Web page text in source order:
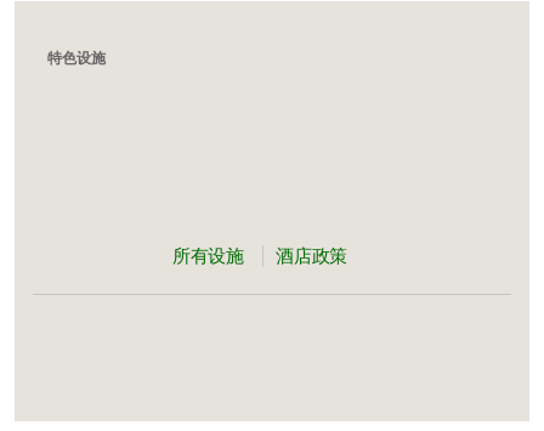
特色设施
所有设施 酒店政策